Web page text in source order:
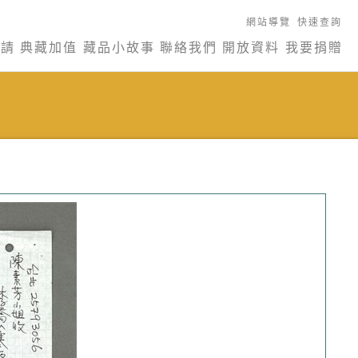
網站導覽 快速查詢
典藏加值 藏品小故事 聯絡我們 開放資料 我要捐贈